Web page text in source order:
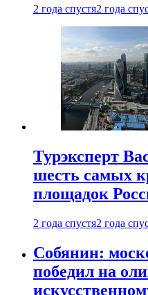
2 года спустя2 года
Турэксперт
шесть самых
площадок
2 года спустя2 года
Собянин:
победил на